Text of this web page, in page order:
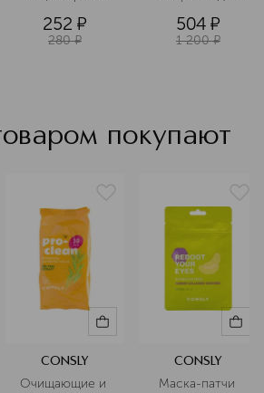
коллагеном и
алоэт
252 ¤
280 ¤
снятия макияжа
504 ¤
1 200 ¤
покупают
CONSLY
Очищающие и
CONSLY
Маска-патчи